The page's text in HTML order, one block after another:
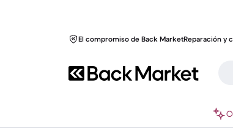
El compromiso de Back MarketReparación y